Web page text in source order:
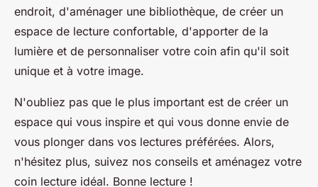
endroit, d'aménager une bibliothèque, de créer un
espace de lecture confortable, d'apporter de la
lumière et de personnaliser votre coin afin qu'il soit
unique et à votre image.
N'oubliez pas que le plus important est de créer un
espace qui vous inspire et qui vous donne envie de
vous plonger dans vos lectures préférées. Alors,
n'hésitez plus, suivez nos conseils et aménagez votre
coin lecture idéal. Bonne lecture !